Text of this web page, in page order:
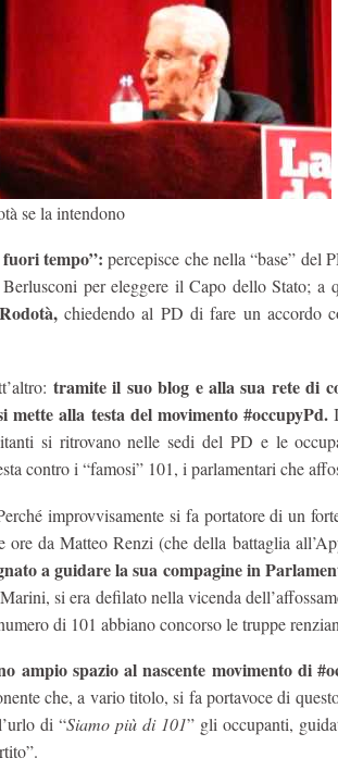
se la intendono
tempo”: percepisce che nella “base” del
per eleggere il Capo dello Stato; a
chiedendo al PD di fare un accordo
tramite il suo blog e alla sua rete di
alla testa del movimento #occupyPd.
si ritrovano nelle sedi del PD e le
contro i “famosi” 101, i parlamentari che
improvvisamente si fa portatore di un
da Matteo Renzi (che della battaglia
a guidare la sua compagine in
si era defilato nella vicenda
di 101 abbiano concorso le truppe
ampio spazio al nascente movimento di
che, a vario titolo, si fa portavoce di
di “Siamo più di 101” gli occupanti,